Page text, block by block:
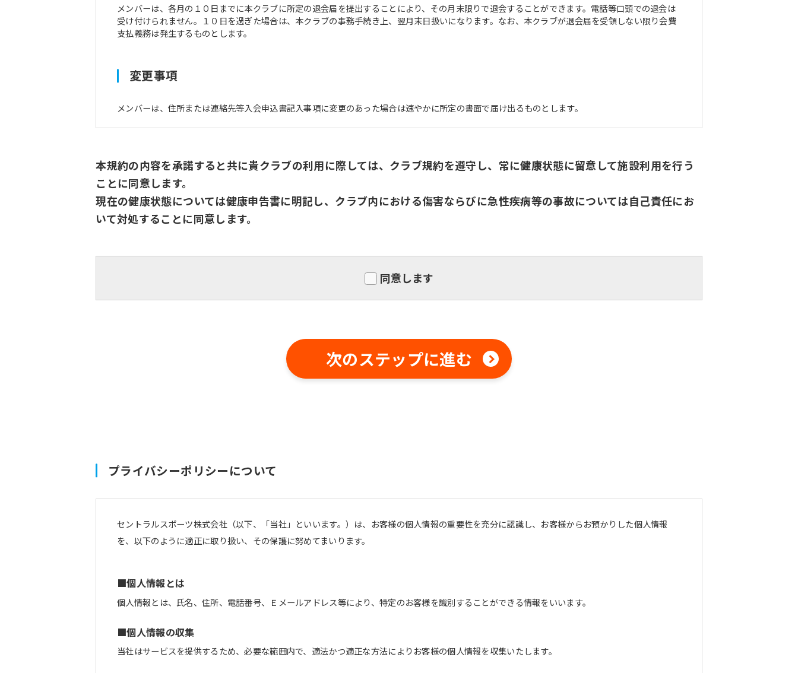
メンバーは、各月の１０日までに本クラブに所定の退会届を提出することにより、その月末限りで退会することができます。電話等口頭での退会は
受け付けられません。１０日を過ぎた場合は、本クラブの事務手続き上、翌月末日扱いになります。なお、本クラブが退会届を受領しない限り会費
支払義務は発生するものとします。
変更事項
メンバーは、住所または連絡先等入会申込書記入事項に変更のあった場合は速やかに所定の書面で届け出るものとします。
本規約の内容を承諾すると共に貴クラブの利用に際しては、クラブ規約を遵守し、常に健康状態に留意して施設利用を行う
ことに同意します。
現在の健康状態については健康申告書に明記し、クラブ内における傷害ならびに急性疾病等の事故については自己責任にお
いて対処することに同意します。
同意します
次のステップに進む
プライバシーポリシーについて
セントラルスポーツ株式会社（以下、「当社」といいます。）は、お客様の個人情報の重要性を充分に認識し、お客様からお預かりした個人情報
を、以下のように適正に取り扱い、その保護に努めてまいります。
■個人情報とは
個人情報とは、氏名、住所、電話番号、Ｅメールアドレス等により、特定のお客様を識別することができる情報をいいます。
■個人情報の収集
当社はサービスを提供するため、必要な範囲内で、適法かつ適正な方法によりお客様の個人情報を収集いたします。
For foreigners
automatically translated into
However, if you use an automatic
version of this website will be
not be an accurate translation.
fully understand this before using
the service.